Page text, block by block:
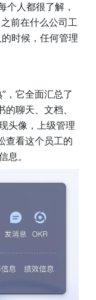
个人都很了解，
前在什么公司工
时候，任何管理
，它全面汇总了
聊天、文档、
头像，上级管理
查看这个员工的
息。